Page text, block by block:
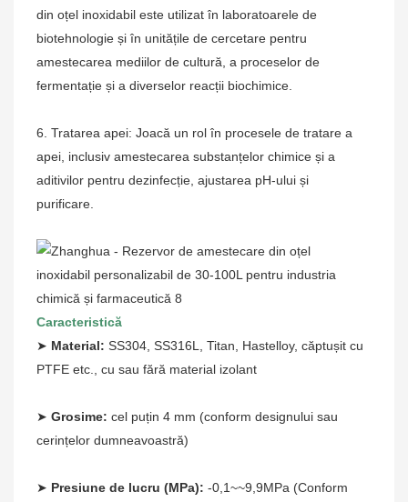
din oțel inoxidabil este utilizat în laboratoarele de
biotehnologie și în unitățile de cercetare pentru
amestecarea mediilor de cultură, a proceselor de
fermentație și a diverselor reacții biochimice.
6. Tratarea apei: Joacă un rol în procesele de tratare a
apei, inclusiv amestecarea substanțelor chimice și a
aditivilor pentru dezinfecție, ajustarea pH-ului și
purificare.
Caracteristică
➤ Material: SS304, SS316L, Titan, Hastelloy, căptușit cu
PTFE etc., cu sau fără material izolant
➤ Grosime: cel puțin 4 mm (conform designului sau
cerințelor dumneavoastră)
➤ Presiune de lucru (MPa): -0,1~~9,9MPa (Conform